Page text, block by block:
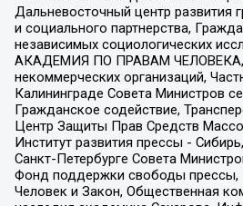
Дальневосточный центр развития
и социального партнерства,
независимых социологических
АКАДЕМИЯ ПО ПРАВАМ ЧЕЛОВЕКА,
некоммерческих организаций,
Калининграде Совета Министров
Гражданское содействие,
Центр Защиты Прав Средств
Институт развития прессы -
Санкт-Петербурге Совета
Фонд поддержки свободы прессы,
Человек и Закон, Общественная